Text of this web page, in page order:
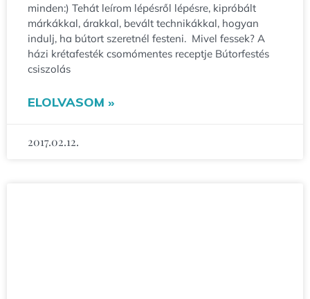
minden:) Tehát leírom lépésről lépésre, kipróbált
márkákkal, árakkal, bevált technikákkal, hogyan
indulj, ha bútort szeretnél festeni. Mivel fessek? A
házi krétafesték csomómentes receptje Bútorfestés
csiszolás
ELOLVASOM »
2017.02.12.